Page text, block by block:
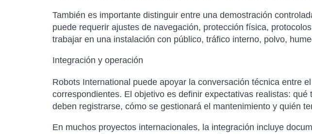
También es importante distinguir entre una demostración
puede requerir ajustes de navegación, protección física,
trabajar en una instalación con público, tráfico interno, polvo,
Integración y operación
Robots International puede apoyar la conversación técnica entre
correspondientes. El objetivo es definir expectativas realistas:
deben registrarse, cómo se gestionará el mantenimiento y quién
En muchos proyectos internacionales, la integración incluye